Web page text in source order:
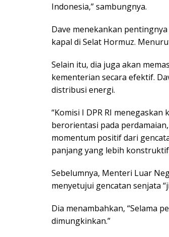
Indonesia,” sambungnya.
Dave menekankan
kapal di Selat Hormuz.
Selain itu, dia juga akan
kementerian secara efektif.
distribusi energi.
“Komisi I DPR RI
berorientasi pada
momentum positif dari
panjang yang lebih
Sebelumnya, Menteri Luar
menyetujui gencatan senjata
Dia menambahkan, “Selama
dimungkinkan.”